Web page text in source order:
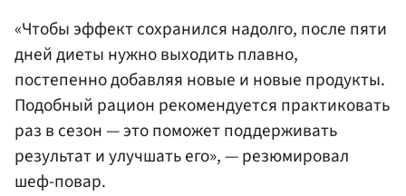
«Чтобы эффект сохранился надолго, после пяти
дней диеты нужно выходить плавно,
постепенно добавляя новые и новые продукты.
Подобный рацион рекомендуется практиковать
раз в сезон — это поможет поддерживать
результат и улучшать его», — резюмировал
шеф-повар.